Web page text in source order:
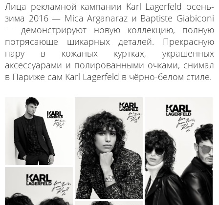
Лица рекламной кампании Karl Lagerfeld осень-
зима 2016 — Mica Arganaraz и Baptiste Giabiconi
— демонстрируют новую коллекцию, полную
потрясающе шикарных деталей. Прекрасную
пару в кожаных куртках, украшенных
аксессуарами и полированными очками, снимал
в Париже сам Karl Lagerfeld в чёрно-белом стиле.